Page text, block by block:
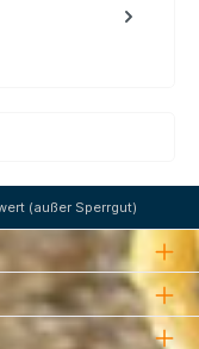
(außer Sperrgut)